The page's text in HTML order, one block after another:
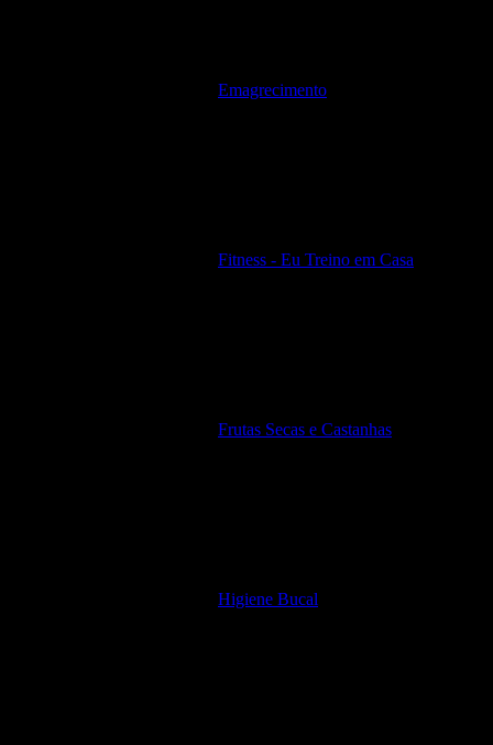
Emagrecimento
Fitness - Eu Treino em Casa
Frutas Secas e Castanhas
Higiene Bucal